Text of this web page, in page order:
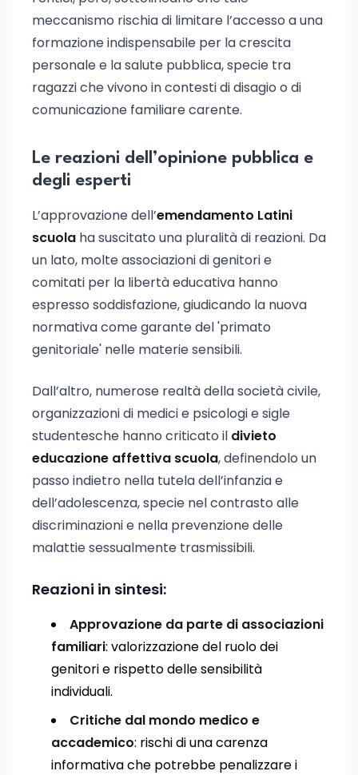
meccanismo rischia di limitare l’accesso a una
formazione indispensabile per la crescita
personale e la salute pubblica, specie tra
ragazzi che vivono in contesti di disagio o di
comunicazione familiare carente.
Le reazioni dell’opinione pubblica e
degli esperti
L’approvazione dell’emendamento Latini
scuola ha suscitato una pluralità di reazioni. Da
un lato, molte associazioni di genitori e
comitati per la libertà educativa hanno
espresso soddisfazione, giudicando la nuova
normativa come garante del 'primato
genitoriale' nelle materie sensibili.
Dall’altro, numerose realtà della società civile,
organizzazioni di medici e psicologi e sigle
studentesche hanno criticato il divieto
educazione affettiva scuola, definendolo un
passo indietro nella tutela dell’infanzia e
dell’adolescenza, specie nel contrasto alle
discriminazioni e nella prevenzione delle
malattie sessualmente trasmissibili.
Reazioni in sintesi:
Approvazione da parte di associazioni
familiari: valorizzazione del ruolo dei
genitori e rispetto delle sensibilità
individuali.
Critiche dal mondo medico e
accademico: rischi di una carenza
informativa che potrebbe penalizzare i